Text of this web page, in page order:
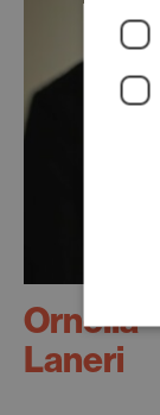
Ornella
Laneri